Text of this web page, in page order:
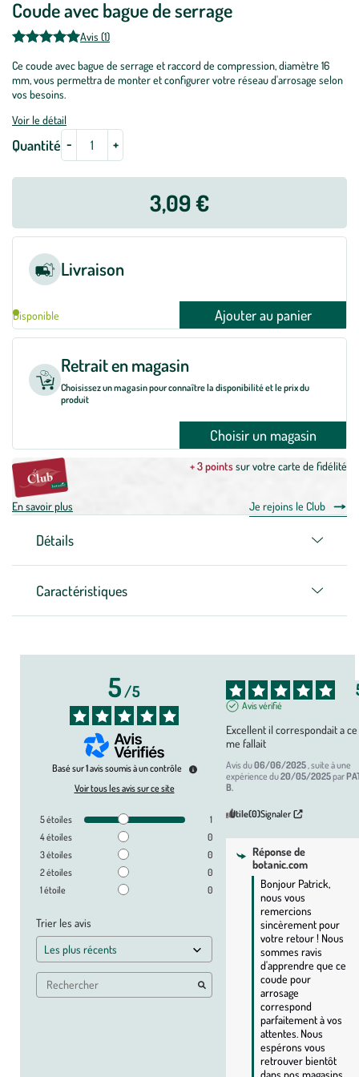
Coude avec bague de serrage
Avis (1)
Ce coude avec bague de serrage et raccord de compression, diamètre 16
mm, vous permettra de monter et configurer votre réseau d'arrosage selon
vos besoins.
Voir le détail
Quantité - +
3,09 €
Livraison
Disponible Ajouter au panier
Retrait en magasin
Choisissez un magasin pour connaître la disponibilité et le prix du
produit
Choisir un magasin
+ 3 pointssur votre carte de fidélité
En savoir plus Je rejoins le Club
Détails
Caractéristiques
5/5
Basé sur1avis soumis à un contrôle
Voir tous les avis sur ce site
5étoiles
1
4étoiles
0
3étoiles
0
2étoiles
0
1étoile 0
Trier les avis
Avis vérifié
Excellent il correspondait a
me fallait
Avis du06/06/2025, suite à une
expérience du20/05/2025par
B.
Utile(0)Signaler
Réponse de
botanic.com
Bonjour Patrick,
nous vous
remercions
sincèrement pour
votre retour ! Nous
sommes ravis
d'apprendre que ce
coude pour
arrosage
correspond
parfaitement à vos
attentes. Nous
espérons vous
retrouver bientôt
dans nos magasins